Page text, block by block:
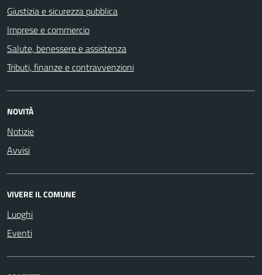
Giustizia e sicurezza pubblica
Imprese e commercio
Salute, benessere e assistenza
Tributi, finanze e contravvenzioni
NOVITÀ
Notizie
Avvisi
VIVERE IL COMUNE
Luoghi
Eventi